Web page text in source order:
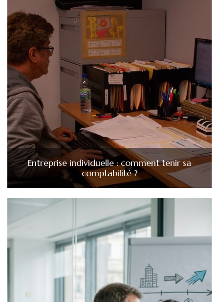
Entreprise individuelle : comment tenir sa
comptabilité ?